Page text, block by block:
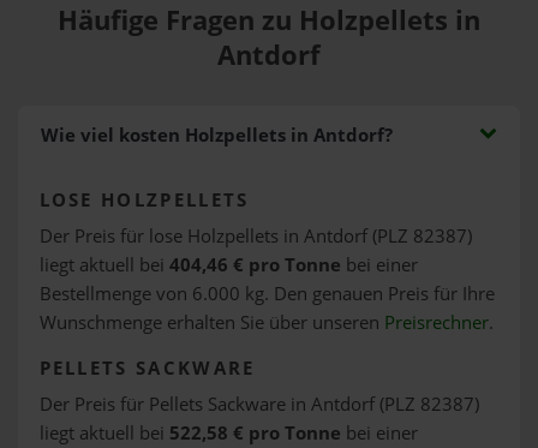
Häufige Fragen zu Holzpellets in
Antdorf
Wie viel kosten Holzpellets in Antdorf?
LOSE HOLZPELLETS
Der Preis für lose Holzpellets in Antdorf (PLZ 82387)
liegt aktuell bei 404,46 € pro Tonne bei einer
Bestellmenge von 6.000 kg. Den genauen Preis für Ihre
Wunschmenge erhalten Sie über unseren Preisrechner.
PELLETS SACKWARE
Der Preis für Pellets Sackware in Antdorf (PLZ 82387)
liegt aktuell bei 522,58 € pro Tonne bei einer